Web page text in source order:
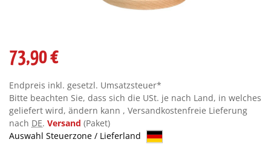
73,90 €
Endpreis inkl. gesetzl. Umsatzsteuer*
Bitte beachten Sie, dass sich die USt. je nach Land, in welches
geliefert wird, ändern kann , Versandkostenfreie Lieferung
nach DE. Versand (Paket)
Auswahl Steuerzone / Lieferland